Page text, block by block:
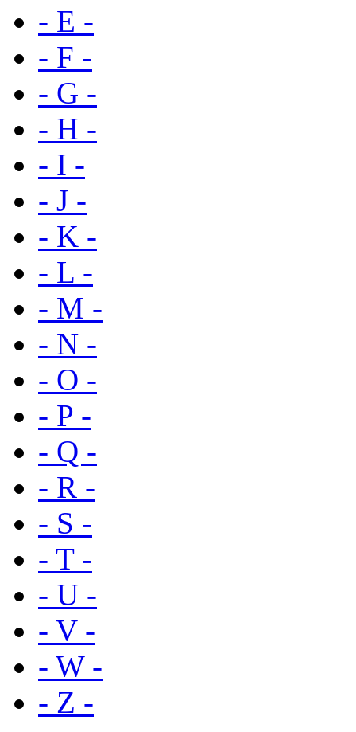
- E -
- F -
- G -
- H -
- I -
- J -
- K -
- L -
- M -
- N -
- O -
- P -
- Q -
- R -
- S -
- T -
- U -
- V -
- W -
- Z -